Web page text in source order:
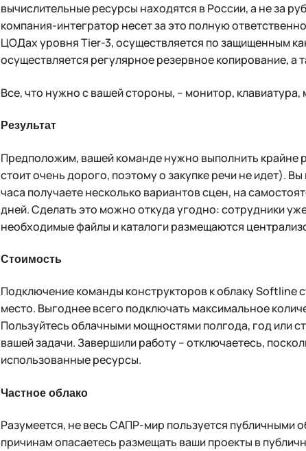
вычислительные ресурсы находятся в России, а не за
компания-интегратор несет за это полную
ЦОДах уровня Tier-3, осуществляется по защищенным
осуществляется регулярное резервное копирование,
Все, что нужно с вашей стороны, – монитор,
Результат
Предположим, вашей команде нужно выполнить крайне
стоит очень дорого, поэтому о закупке речи не идет).
часа получаете несколько вариантов сцен, на
дней. Сделать это можно откуда угодно: сотрудники
необходимые файлы и каталоги размещаются
Стоимость
Подключение команды конструкторов к облаку Softline
место. Выгоднее всего подключать максимальное
Пользуйтесь облачными мощностями полгода, год или
вашей задачи. Завершили работу – отключаетесь,
использованные ресурсы.
Частное облако
Разумеется, не весь САПР-мир пользуется публичными
причинам опасаетесь размещать ваши проекты в